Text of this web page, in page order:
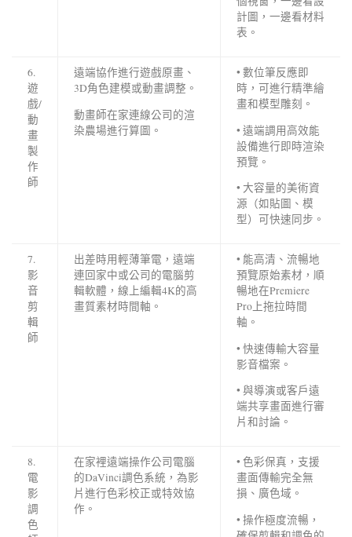
計圖，一邊看材料
表。
6.
遊
戲/
動
畫
製
作
師
遠端協作進行遊戲原畫、
3D角色建模或動畫調整。
動畫師在家連線公司的渲
染農場進行算圖。
• 數位筆反應即
時，可進行精準繪
畫和模型雕刻。
• 遠端調用高效能
設備進行即時渲染
預覽。
• 大容量的美術資
源（如貼圖、模
型）可快速同步。
7.
影
音
剪
輯
師
出差時用輕薄筆電，遠端
連回家中或公司的電腦剪
輯軟體，線上編輯4K的高
畫質素材時間軸。
• 能高清、流暢地
預覽原始素材，順
暢地在Premiere
Pro上拖拉時間
軸。
• 快速傳輸大容量
影音檔案。
• 與導演或客戶遠
端共享畫面進行審
片和討論。
8.
電
影
調
色
在家裡遠端操作公司電腦
的DaVinci調色系統，為影
片進行色彩校正或特效協
作。
• 色彩保真，支援
畫面傳輸完全無
損、廣色域。
• 操作極度流暢，